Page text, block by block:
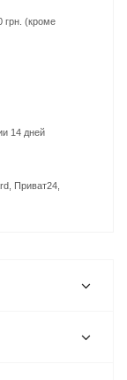
грн. (кроме
14 дней
Приват24,